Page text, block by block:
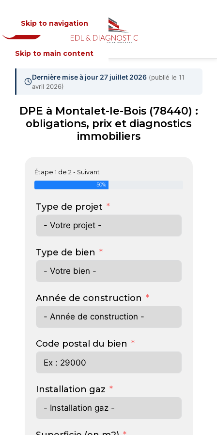
Skip to navigation
Skip to main content
MENU
Dernière mise à jour 27 juillet 2026 (publié le 11
avril 2026)
DPE à Montalet-le-Bois (78440) :
obligations, prix et diagnostics
immobiliers
Étape 1 de 2 - Suivant
50%
Type de projet
Type de bien
Année de construction
Code postal du bien
Installation gaz